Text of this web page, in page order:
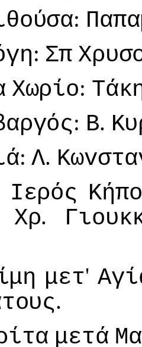
:
: Σπ
Χωρίo:
: Β.
:Λ.
Iερός
Χρ.
μετ'
.
μετά